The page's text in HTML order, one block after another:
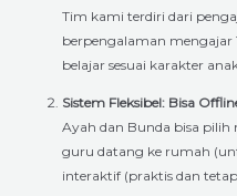
Tim kami terdiri dari
berpengalaman mengajar
belajar sesuai karakter
Sistem Fleksibel: Bisa
Ayah dan Bunda bisa
guru datang ke rumah
interaktif (praktis dan tetap